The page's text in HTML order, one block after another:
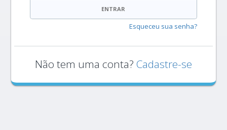
ENTRAR
Esqueceu sua senha?
Não tem uma conta? Cadastre-se